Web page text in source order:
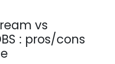
vs
: pros/cons